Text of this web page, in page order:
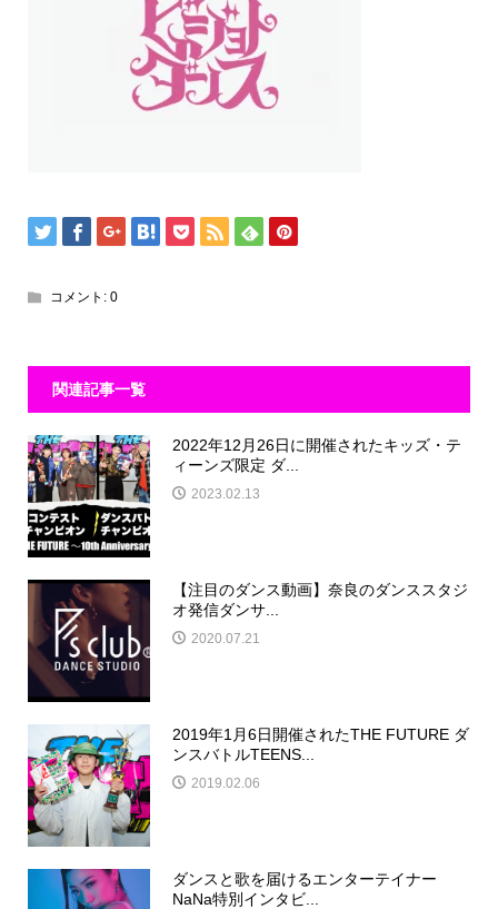
コメント: 0
関連記事一覧
2022年12月26日に開催されたキッズ・テ
ィーンズ限定 ダ...
2023.02.13
【注目のダンス動画】奈良のダンススタジ
オ発信ダンサ...
2020.07.21
2019年1月6日開催されたTHE FUTURE ダ
ンスバトルTEENS...
2019.02.06
ダンスと歌を届けるエンターテイナー
NaNa特別インタビ...